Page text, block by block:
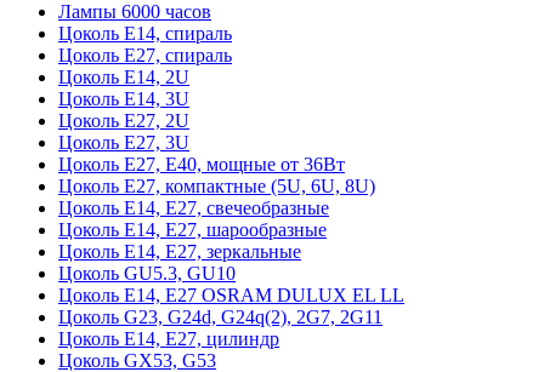
Лампы 6000 часов
Цоколь Е14, спираль
Цоколь Е27, спираль
Цоколь Е14, 2U
Цоколь Е14, 3U
Цоколь Е27, 2U
Цоколь Е27, 3U
Цоколь Е27, Е40, мощные от 36Вт
Цоколь Е27, компактные (5U, 6U, 8U)
Цоколь Е14, Е27, свечеобразные
Цоколь Е14, Е27, шарообразные
Цоколь Е14, Е27, зеркальные
Цоколь GU5.3, GU10
Цоколь Е14, Е27 OSRAM DULUX EL LL
Цоколь G23, G24d, G24q(2), 2G7, 2G11
Цоколь Е14, Е27, цилиндр
Цоколь GX53, G53